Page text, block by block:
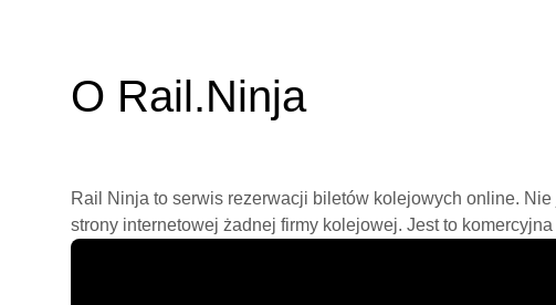
O Rail.Ninja
Rail Ninja to serwis rezerwacji biletów kolejowych online.
strony internetowej żadnej firmy kolejowej. Jest to